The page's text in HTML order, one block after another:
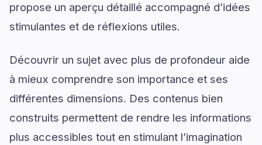
propose un aperçu détaillé accompagné d’idées
stimulantes et de réflexions utiles.
Découvrir un sujet avec plus de profondeur aide
à mieux comprendre son importance et ses
différentes dimensions. Des contenus bien
construits permettent de rendre les informations
plus accessibles tout en stimulant l’imagination